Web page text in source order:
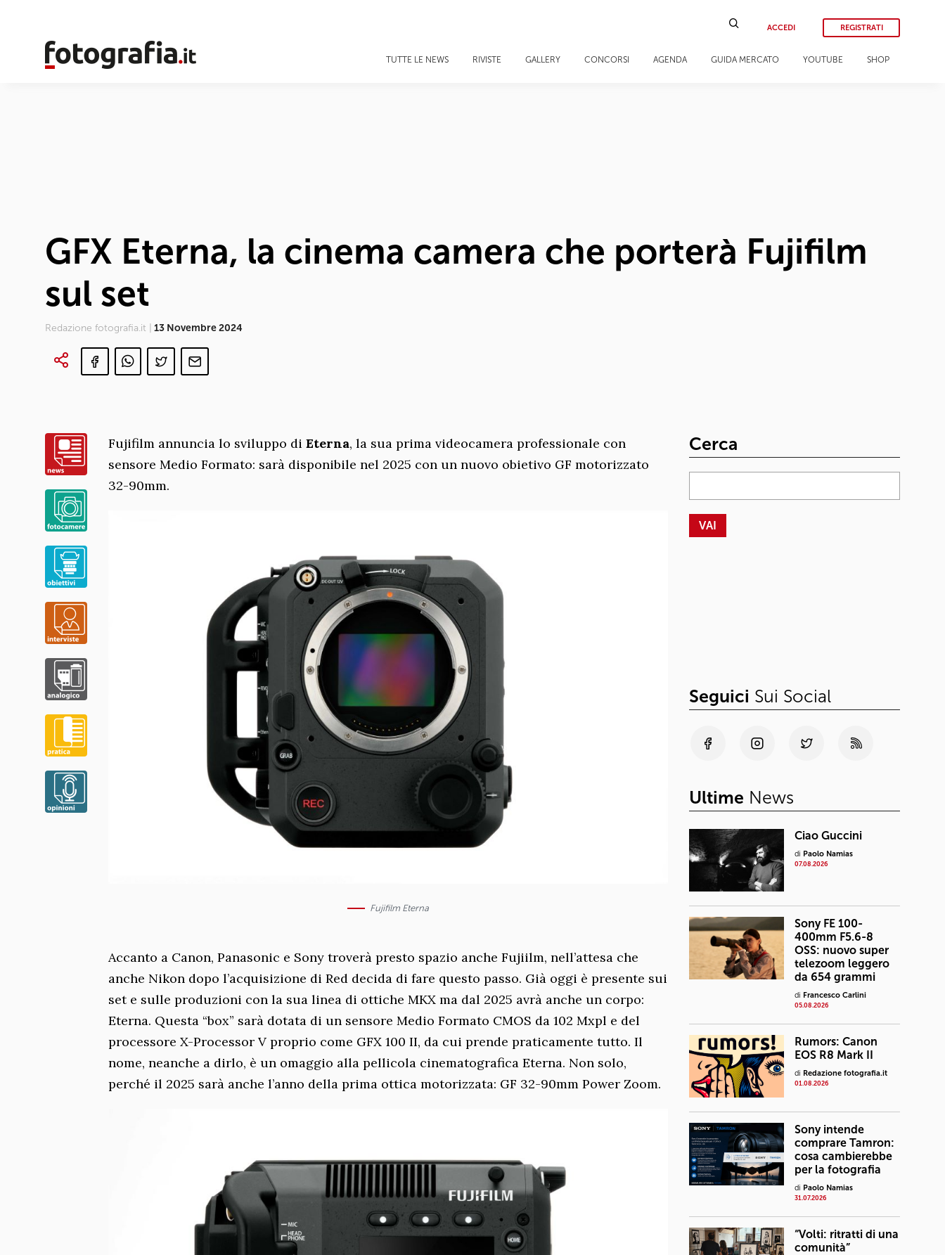
ACCEDI REGISTRATI
TUTTE LE NEWS RIVISTE GALLERY CONCORSI AGENDA GUIDA MERCATO YOUTUBE SHOP
GFX Eterna, la cinema camera che porterà Fujifilm
sul set
Redazione fotografia.it | 13 Novembre 2024
Fujifilm annuncia lo sviluppo di Eterna, la sua prima videocamera professionale con
sensore Medio Formato: sarà disponibile nel 2025 con un nuovo obietivo GF motorizzato
32-90mm.
Fujifilm Eterna
Accanto a Canon, Panasonic e Sony troverà presto spazio anche Fujiilm, nell’attesa che
anche Nikon dopo l’acquisizione di Red decida di fare questo passo. Già oggi è presente sui
set e sulle produzioni con la sua linea di ottiche MKX ma dal 2025 avrà anche un corpo:
Eterna. Questa “box” sarà dotata di un sensore Medio Formato CMOS da 102 Mxpl e del
processore X-Processor V proprio come GFX 100 II, da cui prende praticamente tutto. Il
nome, neanche a dirlo, è un omaggio alla pellicola cinematografica Eterna. Non solo,
perché il 2025 sarà anche l’anno della prima ottica motorizzata: GF 32-90mm Power Zoom.
Cerca
Seguici Sui Social
Ultime News
Ciao Guccini
di Paolo Namias
07.08.2026
Sony FE 100-
400mm F5.6-8
OSS: nuovo super
telezoom leggero
da 654 grammi
di Francesco Carlini
05.08.2026
Rumors: Canon
EOS R8 Mark II
di Redazione fotografia.it
01.08.2026
Sony intende
comprare Tamron:
cosa cambierebbe
per la fotografia
di Paolo Namias
31.07.2026
“Volti: ritratti di una
comunità”